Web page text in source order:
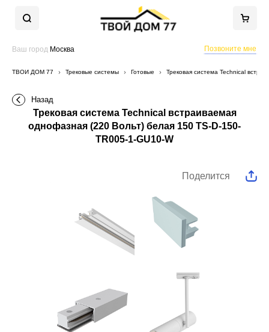
Ваш город Москва Позвоните мне
ТВОЙ ДОМ 77 Трековые системы Готовые Трековая система Technical
Назад
Трековая система Technical встраиваемая
однофазная (220 Вольт) белая 150 TS-D-150-
TR005-1-GU10-W
Поделится